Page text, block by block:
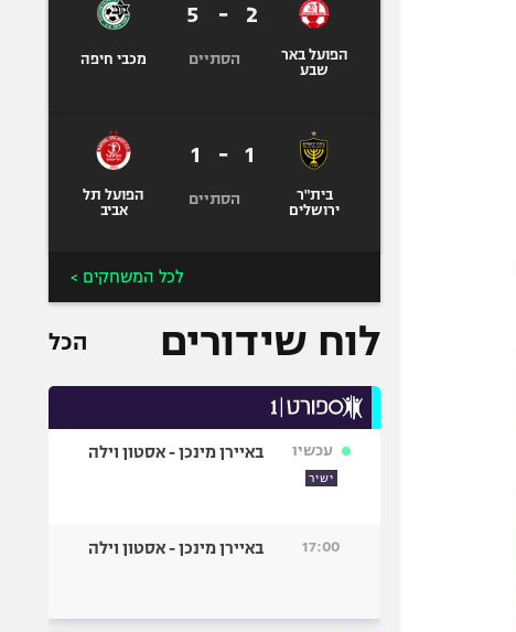
הפועל באר
שבע
2
-
5
הסתיים מכבי חיפה
בית"ר
ירושלים
1
-
1
הסתיים
הפועל תל
אביב
לכל המשחקים >
לוח שידורים הכל
עכשיו
ישיר
באיירן מינכן - אסטון וילה
17:00 באיירן מינכן - אסטון וילה